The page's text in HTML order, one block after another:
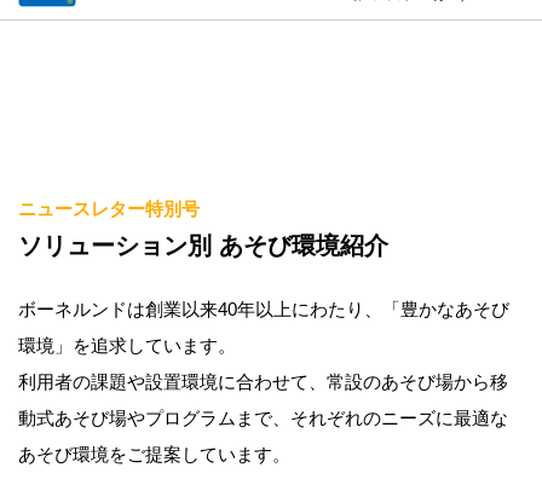
ニュースレター特別号
ソリューション別 あそび環境紹介
ボーネルンドは創業以来40年以上にわたり、「豊かなあそび
環境」を追求しています。
利用者の課題や設置環境に合わせて、常設のあそび場から移
動式あそび場やプログラムまで、 それぞれのニーズに最適な
あそび環境をご提案しています。